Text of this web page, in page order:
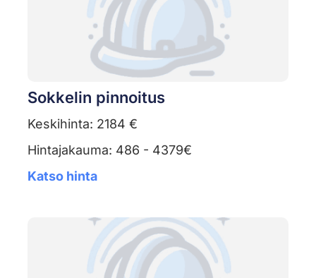
Sokkelin pinnoitus
Keskihinta: 2184 €
Hintajakauma: 486 - 4379€
Katso hinta